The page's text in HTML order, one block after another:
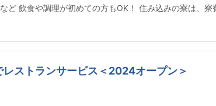
ど 飲食や調理が初めての方もOK！ 住み込みの寮は、
レストランサービス＜2024オープン＞